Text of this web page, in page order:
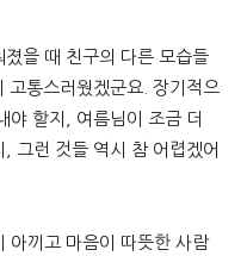
을 때 친구의 다른 모습들
고통스러웠겠군요. 장기적으
야 할지, 여름님이 조금 더
그런 것들 역시 참 어렵겠어
아끼고 마음이 따뜻한 사람